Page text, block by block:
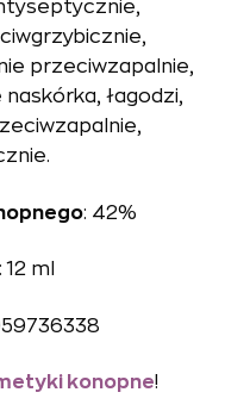
przeciwzapalnie,
łagodzi,
: 42%
12 ml
konopne!